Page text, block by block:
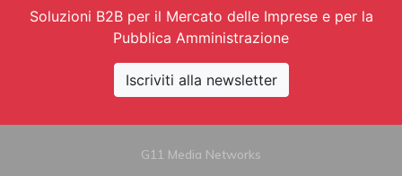
Soluzioni B2B per il Mercato delle Imprese e per la
Pubblica Amministrazione
Iscriviti alla newsletter
G11 Media Networks